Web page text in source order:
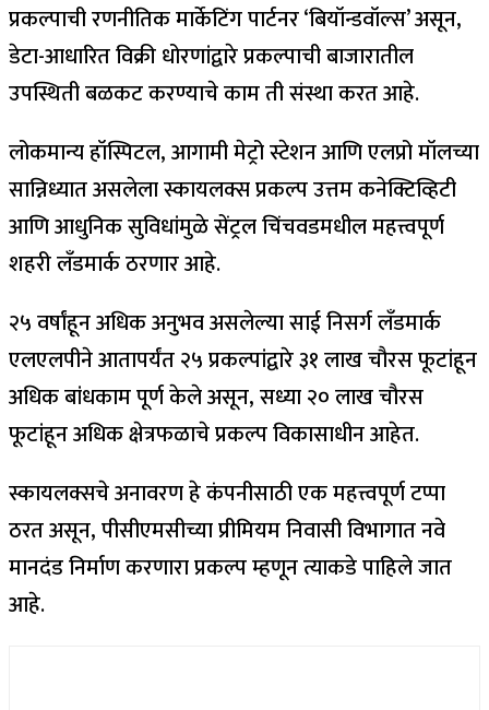
प्रकल्पाची रणनीतिक मार्केटिंग पार्टनर ‘बियॉन्डवॉल्स’ असून,
डेटा-आधारित विक्री धोरणांद्वारे प्रकल्पाची बाजारातील
उपस्थिती बळकट करण्याचे काम ती संस्था करत आहे.
लोकमान्य हॉस्पिटल, आगामी मेट्रो स्टेशन आणि एलप्रो मॉलच्या
सान्निध्यात असलेला स्कायलक्स प्रकल्प उत्तम कनेक्टिव्हिटी
आणि आधुनिक सुविधांमुळे सेंट्रल चिंचवडमधील महत्त्वपूर्ण
शहरी लँडमार्क ठरणार आहे.
२५ वर्षांहून अधिक अनुभव असलेल्या साई निसर्ग लँडमार्क
एलएलपीने आतापर्यंत २५ प्रकल्पांद्वारे ३१ लाख चौरस फूटांहून
अधिक बांधकाम पूर्ण केले असून, सध्या २० लाख चौरस
फूटांहून अधिक क्षेत्रफळाचे प्रकल्प विकासाधीन आहेत.
स्कायलक्सचे अनावरण हे कंपनीसाठी एक महत्त्वपूर्ण टप्पा
ठरत असून, पीसीएमसीच्या प्रीमियम निवासी विभागात नवे
मानदंड निर्माण करणारा प्रकल्प म्हणून त्याकडे पाहिले जात
आहे.